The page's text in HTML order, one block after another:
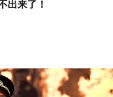
出来了！